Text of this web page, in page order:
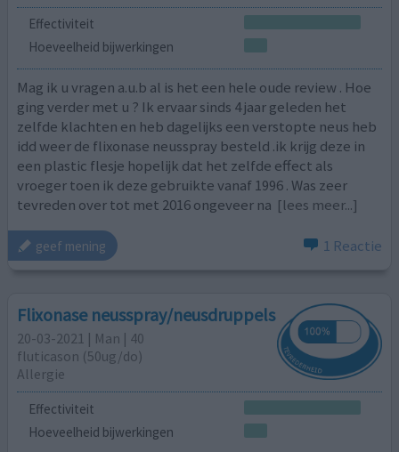
Effectiviteit
Hoeveelheid bijwerkingen
Mag ik u vragen a.u.b al is het een hele oude review . Hoe
ging verder met u ? Ik ervaar sinds 4 jaar geleden het
zelfde klachten en heb dagelijks een verstopte neus heb
idd weer de flixonase neusspray besteld .ik krijg deze in
een plastic flesje hopelijk dat het zelfde effect als
vroeger toen ik deze gebruikte vanaf 1996 . Was zeer
tevreden over tot met 2016 ongeveer na [lees meer...]
geef mening 1 Reactie
Flixonase neusspray/neusdruppels
20-03-2021 | Man | 40
fluticason (50ug/do)
Allergie
Effectiviteit
Hoeveelheid bijwerkingen